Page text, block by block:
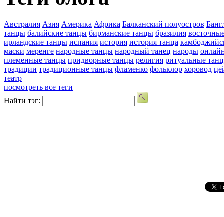
Австралия Азия Америка Африка Балканский полуостров
танцы балийские танцы бирманские танцы бразилия
ирландские танцы испания история история танца
маски меренге народные танцы народный танец народы
племенные танцы придворные танцы религия ритуальные
традиции традиционные танцы фламенко фольклор хоровод
театр
посмотреть все теги
Найти тэг: